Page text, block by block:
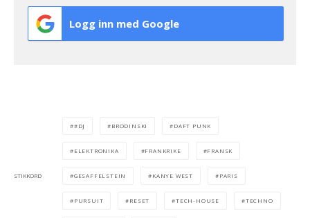
Logg inn med Google
STIKKORD
#DJ BRODINSKI DAFT PUNK
ELEKTRONIKA FRANKRIKE FRANSK
GESAFFELSTEIN KANYE WEST PARIS
PURSUIT RESET TECH-HOUSE TECHNO